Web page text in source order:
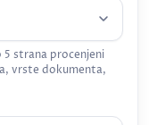
strana procenjeni
vrste dokumenta,